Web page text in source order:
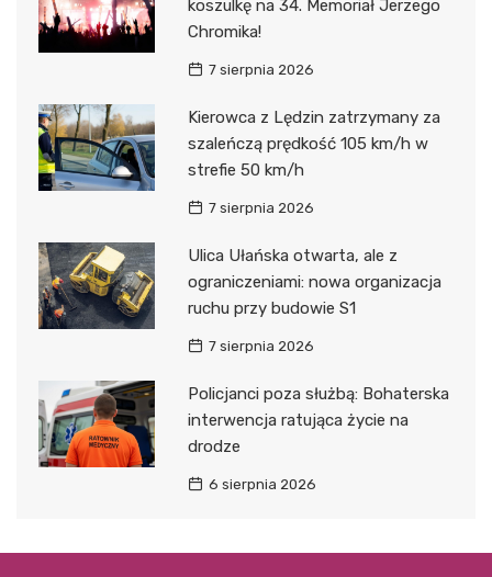
koszulkę na 34. Memoriał Jerzego
Chromika!
7 sierpnia 2026
Kierowca z Lędzin zatrzymany za
szaleńczą prędkość 105 km/h w
strefie 50 km/h
7 sierpnia 2026
Ulica Ułańska otwarta, ale z
ograniczeniami: nowa organizacja
ruchu przy budowie S1
7 sierpnia 2026
Policjanci poza służbą: Bohaterska
interwencja ratująca życie na
drodze
6 sierpnia 2026